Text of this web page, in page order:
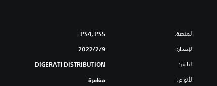
المنصة: PS4, PS5
الإصدار: 9‏/2‏/2022
الناشر: DIGERATI DISTRIBUTION
الأنواع: مغامرة